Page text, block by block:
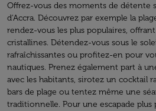
Offrez-vous des moments de détente
d'Accra. Découvrez par exemple la
rendez-vous les plus populaires,
cristallines. Détendez-vous sous le
rafraîchissantes ou profitez-en pour
nautiques. Prenez également part à
avec les habitants, sirotez un cocktail
bars de plage ou tentez même une
traditionnelle. Pour une escapade plus